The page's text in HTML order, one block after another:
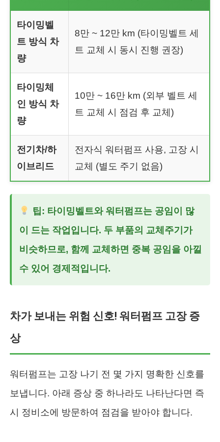
타이밍벨
트 방식 차
량
8만 ~ 12만 km (타이밍벨트 세
트 교체 시 동시 진행 권장)
타이밍체
인 방식 차
량
10만 ~ 16만 km (외부 벨트 세
트 교체 시 점검 후 교체)
전기차/하
이브리드
전자식 워터펌프 사용, 고장 시
교체 (별도 주기 없음)
팁: 타이밍벨트와 워터펌프는 공임이 많
이 드는 작업입니다. 두 부품의 교체주기가
비슷하므로, 함께 교체하면 중복 공임을 아낄
수 있어 경제적입니다.
차가 보내는 위험 신호! 워터펌프 고장 증
상
워터펌프는 고장 나기 전 몇 가지 명확한 신호를
보냅니다. 아래 증상 중 하나라도 나타난다면 즉
시 정비소에 방문하여 점검을 받아야 합니다.